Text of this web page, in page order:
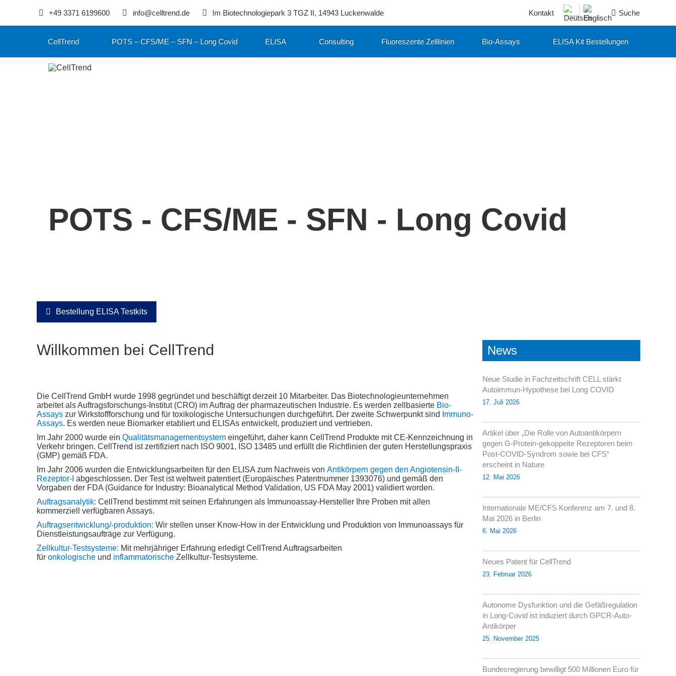
+49 3371 6199600 info@celltrend.de Im Biotechnologiepark 3 TGZ II, 14943 Luckenwalde Kontakt Search:
Suche
CellTrend POTS – CFS/ME – SFN – Long Covid ELISA Consulting Fluoreszente Zelllinien Bio-Assays ELISA Kit Bestellungen
POTS - CFS/ME - SFN - Long Covid
Bestellung ELISA Testkits
Willkommen bei CellTrend
Die CellTrend GmbH wurde 1998 gegründet und beschäftigt derzeit 10 Mitarbeiter. Das Biotechnologieunternehmen
arbeitet als Auftragsforschungs-Institut (CRO) im Auftrag der pharmazeutischen Industrie. Es werden zellbasierte Bio-
Assayszur Wirkstoffforschung und für toxikologische Untersuchungen durchgeführt. Der zweite Schwerpunkt sind
Immuno-
Assays. Es werden neue Biomarker etabliert und ELISAs entwickelt, produziert und vertrieben.
Im Jahr 2000 wurde ein Qualitätsmanagementsystemeingeführt, daher kann CellTrend Produkte mit CE-Kennzeichnung in
Verkehr bringen. CellTrend ist zertifiziert nach ISO 9001, ISO 13485 und erfüllt die Richtlinien der guten Herstellungspraxis
(GMP) gemäß FDA.
Im Jahr 2006 wurden die Entwicklungsarbeiten für den ELISA zum Nachweis von Antikörpern gegen den Angiotensin-II-
Rezeptor-I abgeschlossen. Der Test ist weltweit patentiert (Europäisches Patentnummer 1393076) und gemäß den
Vorgaben der FDA (Guidance for Industry: Bioanalytical Method Validation, US FDA May 2001) validiert worden.
Auftragsanalytik: CellTrend bestimmt mit seinen Erfahrungen als Immunoassay-Hersteller Ihre Proben mit allen
kommerziell verfügbaren Assays.
Auftragsentwicklung/-produktion: Wir stellen unser Know-How in der Entwicklung und Produktion von Immunoassays für
Dienstleistungsaufträge zur Verfügung.
Zellkultur-Testsysteme: Mit mehrjähriger Erfahrung erledigt CellTrend Auftragsarbeiten
für onkologischeund inflammatorischeZellkultur-Testsysteme.
News
Neue Studie in Fachzeitschrift CELL stärkt
Autoimmun-Hypothese bei Long COVID
17. Juli 2026
Artikel über „Die Rolle von Autoantikörpern
gegen G-Protein-gekoppelte Rezeptoren beim
Post-COVID-Syndrom sowie bei CFS“
erscheint in Nature
12. Mai 2026
Internationale ME/CFS Konferenz am 7. und 8.
Mai 2026 in Berlin
6. Mai 2026
Neues Patent für CellTrend
23. Februar 2026
Autonome Dysfunktion und die Gefäßregulation
in Long-Covid ist induziert durch GPCR-Auto-
Antikörper
25. November 2025
Bundesregierung bewilligt 500 Millionen Euro für